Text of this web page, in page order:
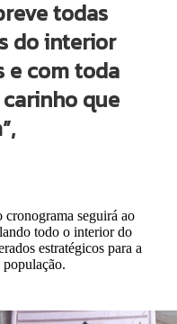
todas
do interior
e com toda
que
cronograma seguirá ao
todo o interior do
estratégicos para a